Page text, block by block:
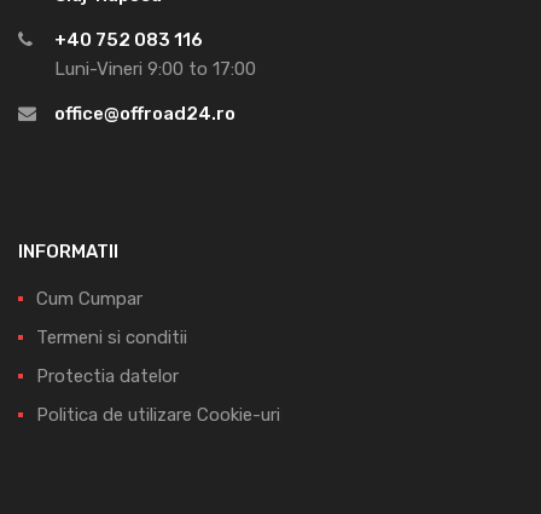
+40 752 083 116
Luni-Vineri 9:00 to 17:00
office@offroad24.ro
INFORMATII
Cum Cumpar
Termeni si conditii
Protectia datelor
Politica de utilizare Cookie-uri